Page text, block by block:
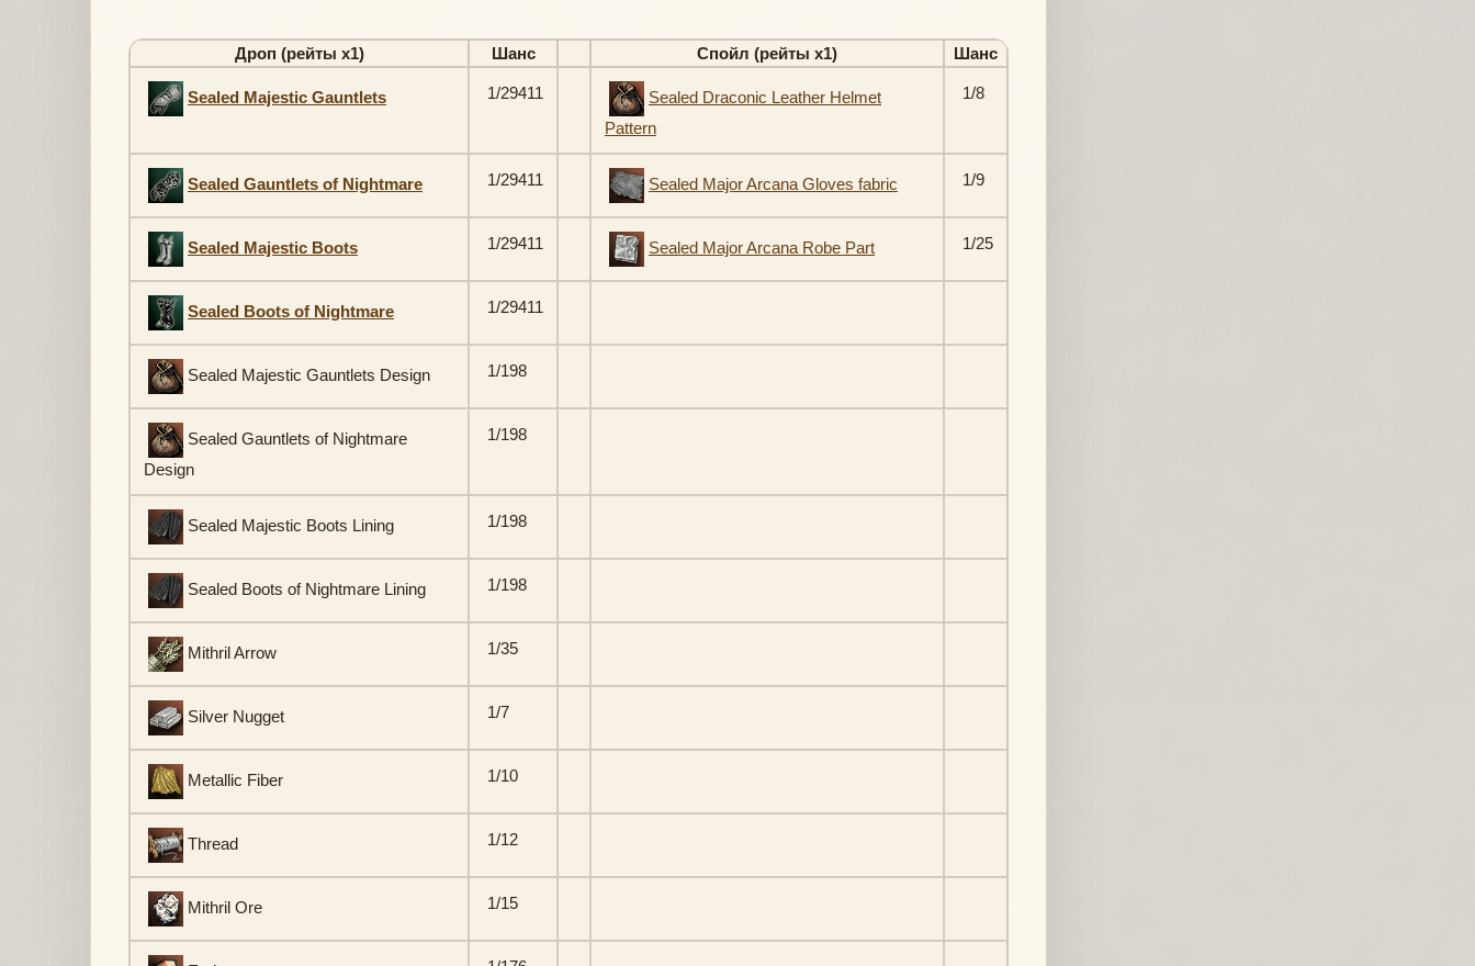
Дроп (рейты х1) Шанс Спойл (рейты х1) Шанс
Sealed Majestic Gauntlets 1/29411
Sealed Draconic Leather Helmet
Pattern
1/8
Sealed Gauntlets of Nightmare 1/29411 Sealed Major Arcana Gloves fabric 1/9
Sealed Majestic Boots 1/29411 Sealed Major Arcana Robe Part 1/25
Sealed Boots of Nightmare 1/29411
Sealed Majestic Gauntlets Design 1/198
Sealed Gauntlets of Nightmare
Design
1/198
Sealed Majestic Boots Lining 1/198
Sealed Boots of Nightmare Lining 1/198
Mithril Arrow 1/35
Silver Nugget 1/7
Metallic Fiber 1/10
Thread 1/12
Mithril Ore 1/15